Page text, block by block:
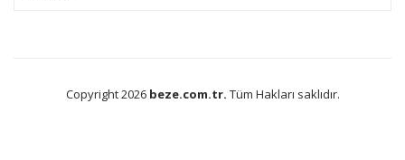
Copyright 2026 beze.com.tr. Tüm Hakları saklıdır.